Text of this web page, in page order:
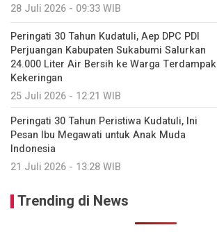
28 Juli 2026 - 09:33 WIB
Peringati 30 Tahun Kudatuli, Aep DPC PDI
Perjuangan Kabupaten Sukabumi Salurkan
24.000 Liter Air Bersih ke Warga Terdampak
Kekeringan
25 Juli 2026 - 12:21 WIB
Peringati 30 Tahun Peristiwa Kudatuli, Ini
Pesan Ibu Megawati untuk Anak Muda
Indonesia
21 Juli 2026 - 13:28 WIB
Trending di News